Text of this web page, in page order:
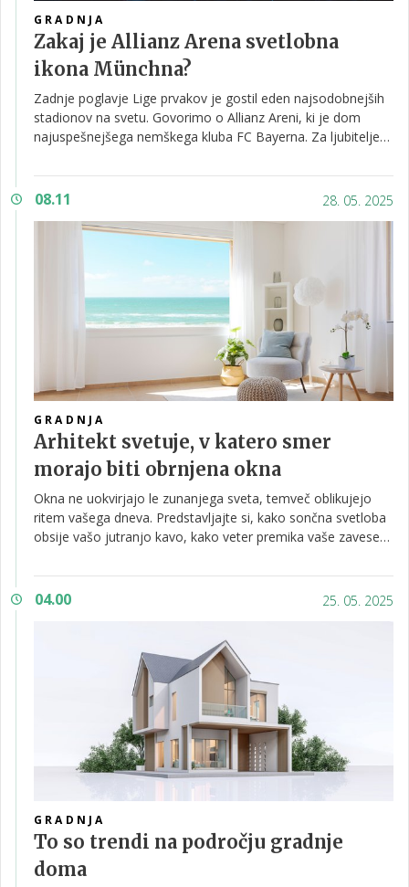
GRADNJA
Zakaj je Allianz Arena svetlobna
ikona Münchna?
Zadnje poglavje Lige prvakov je gostil eden najsodobnejših
stadionov na svetu. Govorimo o Allianz Areni, ki je dom
najuspešnejšega nemškega kluba FC Bayerna. Za ljubitelje
posebnosti tega res čudovitega športnega objekta.
08.11 28. 05. 2025
GRADNJA
Arhitekt svetuje, v katero smer
morajo biti obrnjena okna
Okna ne uokvirjajo le zunanjega sveta, temveč oblikujejo
ritem vašega dneva. Predstavljajte si, kako sončna svetloba
obsije vašo jutranjo kavo, kako veter premika vaše zavese
spremeni vašo dnevno sobo v prijeten večerni kotiček. To
niso le naključja, so posledica tega, kje so okna postavljena,
udobje doma, energetsko učinkovitost in celo razpoloženje.
04.00 25. 05. 2025
GRADNJA
To so trendi na področju gradnje
doma